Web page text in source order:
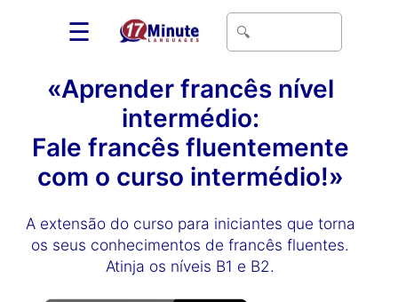
☰
«Aprender francês nível
intermédio:
Fale francês fluentemente
com o curso intermédio!»
A extensão do curso para iniciantes que torna
os seus conhecimentos de francês fluentes.
Atinja os níveis B1 e B2.